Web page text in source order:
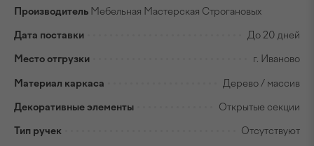
Производитель Мебельная Мастерская Строгановых
Дата поставки До 20 дней
Место отгрузки г. Иваново
Материал каркаса Дерево / массив
Декоративные элементы Открытые секции
Тип ручек Отсутствуют